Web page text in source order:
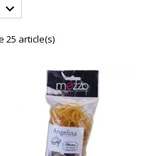

25 article(s)